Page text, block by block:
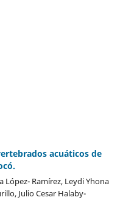
acuáticos de
López- Ramírez, Leydi Yhona
Julio Cesar Halaby-